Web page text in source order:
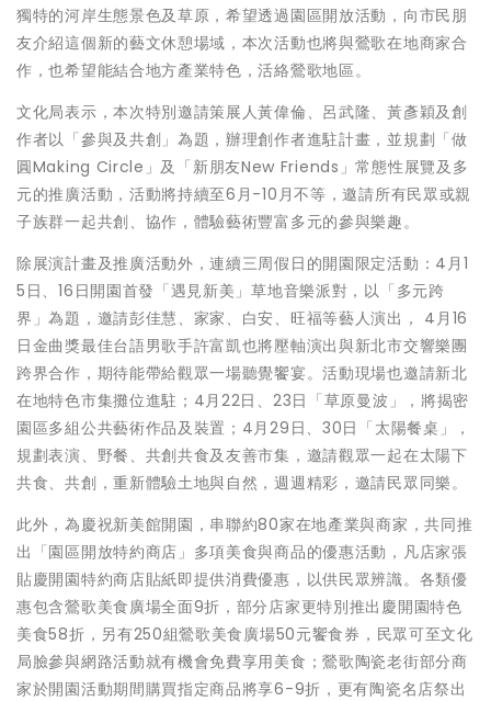
獨特的河岸生態景色及草原，希望透過園區開放活動，向市民朋
友介紹這個新的藝文休憩場域，本次活動也將與鶯歌在地商家合
作，也希望能結合地方產業特色，活絡鶯歌地區。
文化局表示，本次特別邀請策展人黃偉倫、呂武隆、黃彥穎及創
作者以「參與及共創」為題，辦理創作者進駐計畫，並規劃「做
圓Making Circle」及「新朋友New Friends」常態性展覽及多
元的推廣活動，活動將持續至6月-10月不等，邀請所有民眾或親
子族群一起共創、協作，體驗藝術豐富多元的參與樂趣。
除展演計畫及推廣活動外，連續三周假日的開園限定活動：4月1
5日、16日開園首發「遇見新美」草地音樂派對，以「多元跨
界」為題，邀請彭佳慧、家家、白安、旺福等藝人演出， 4月16
日金曲獎最佳台語男歌手許富凱也將壓軸演出與新北市交響樂團
跨界合作，期待能帶給觀眾一場聽覺饗宴。活動現場也邀請新北
在地特色市集攤位進駐；4月22日、23日「草原曼波」，將揭密
園區多組公共藝術作品及裝置；4月29日、30日「太陽餐桌」，
規劃表演、野餐、共創共食及友善市集，邀請觀眾一起在太陽下
共食、共創，重新體驗土地與自然，週週精彩，邀請民眾同樂。
此外，為慶祝新美館開園，串聯約80家在地產業與商家，共同推
出「園區開放特約商店」多項美食與商品的優惠活動，凡店家張
貼慶開園特約商店貼紙即提供消費優惠，以供民眾辨識。各類優
惠包含鶯歌美食廣場全面9折，部分店家更特別推出慶開園特色
美食58折，另有250組鶯歌美食廣場50元饗食券，民眾可至文化
局臉參與網路活動就有機會免費享用美食；鶯歌陶瓷老街部分商
家於開園活動期間購買指定商品將享6-9折，更有陶瓷名店祭出